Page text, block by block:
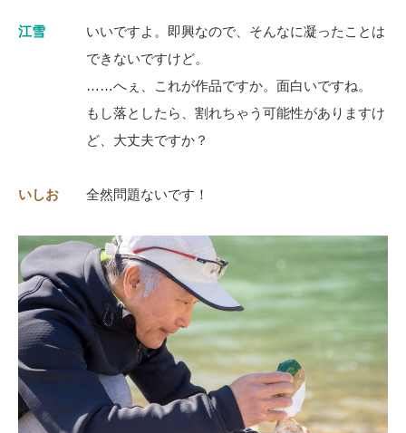
江雪
いいですよ。即興なので、そんなに凝ったことは
できないですけど。
……へぇ、これが作品ですか。面白いですね。
もし落としたら、割れちゃう可能性がありますけ
ど、大丈夫ですか？
いしお 全然問題ないです！